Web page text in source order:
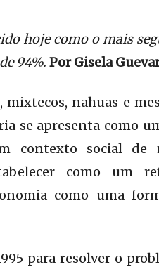
hoje como o mais
94%. Por Gisela
nahuas e
se apresenta como
contexto social de
como um
como uma
para resolver o